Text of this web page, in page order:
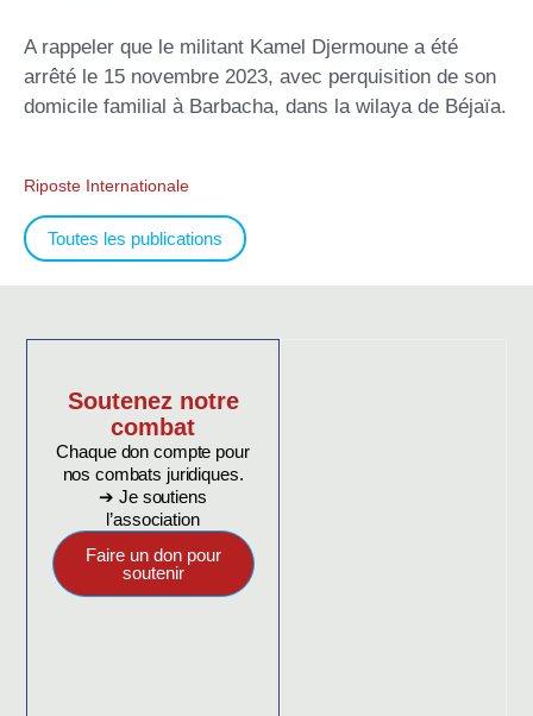
A rappeler que le militant Kamel Djermoune a été
arrêté le 15 novembre 2023, avec perquisition de son
domicile familial à Barbacha, dans la wilaya de Béjaïa.
Riposte Internationale
Toutes les publications
Soutenez notre
combat
Chaque don compte pour
nos combats juridiques.
➔ Je soutiens
l’association
Faire un don pour
soutenir